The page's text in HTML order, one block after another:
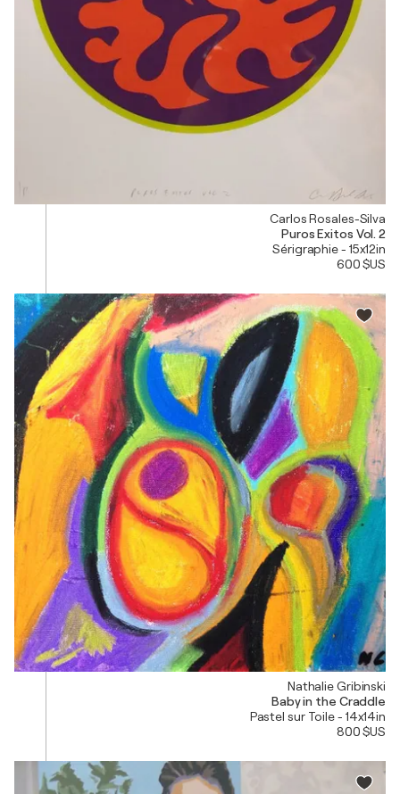
Carlos Rosales-Silva
Puros Exitos Vol. 2
Sérigraphie - 15x12in
600 $US
Nathalie Gribinski
Baby in the Craddle
Pastel sur Toile - 14x14in
800 $US